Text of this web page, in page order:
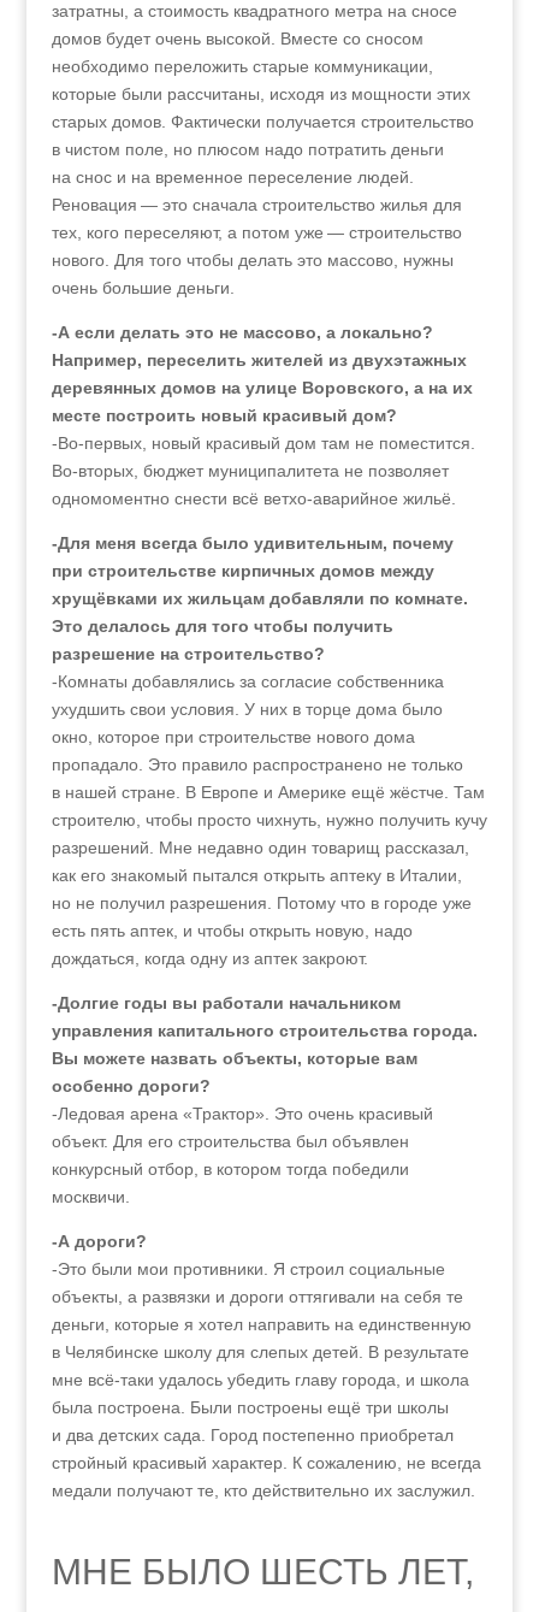
затратны, а стоимость квадратного метра на сносе
домов будет очень высокой. Вместе со сносом
необходимо переложить старые коммуникации,
которые были рассчитаны, исходя из мощности этих
старых домов. Фактически получается строительство
в чистом поле, но плюсом надо потратить деньги
на снос и на временное переселение людей.
Реновация — это сначала строительство жилья для
тех, кого переселяют, а потом уже — строительство
нового. Для того чтобы делать это массово, нужны
очень большие деньги.
-А если делать это не массово, а локально?
Например, переселить жителей из двухэтажных
деревянных домов на улице Воровского, а на их
месте построить новый красивый дом?
-Во‑первых, новый красивый дом там не поместится.
Во‑вторых, бюджет муниципалитета не позволяет
одномоментно снести всё ветхо-аварийное жильё.
-Для меня всегда было удивительным, почему
при строительстве кирпичных домов между
хрущёвками их жильцам добавляли по комнате.
Это делалось для того чтобы получить
разрешение на строительство?
-Комнаты добавлялись за согласие собственника
ухудшить свои условия. У них в торце дома было
окно, которое при строительстве нового дома
пропадало. Это правило распространено не только
в нашей стране. В Европе и Америке ещё жёстче. Там
строителю, чтобы просто чихнуть, нужно получить кучу
разрешений. Мне недавно один товарищ рассказал,
как его знакомый пытался открыть аптеку в Италии,
но не получил разрешения. Потому что в городе уже
есть пять аптек, и чтобы открыть новую, надо
дождаться, когда одну из аптек закроют.
-Долгие годы вы работали начальником
управления капитального строительства города.
Вы можете назвать объекты, которые вам
особенно дороги?
-Ледовая арена «Трактор». Это очень красивый
объект. Для его строительства был объявлен
конкурсный отбор, в котором тогда победили
москвичи.
-А дороги?
-Это были мои противники. Я строил социальные
объекты, а развязки и дороги оттягивали на себя те
деньги, которые я хотел направить на единственную
в Челябинске школу для слепых детей. В результате
мне всё-таки удалось убедить главу города, и школа
была построена. Были построены ещё три школы
и два детских сада. Город постепенно приобретал
стройный красивый характер. К сожалению, не всегда
медали получают те, кто действительно их заслужил.
МНЕ БЫЛО ШЕСТЬ ЛЕТ,